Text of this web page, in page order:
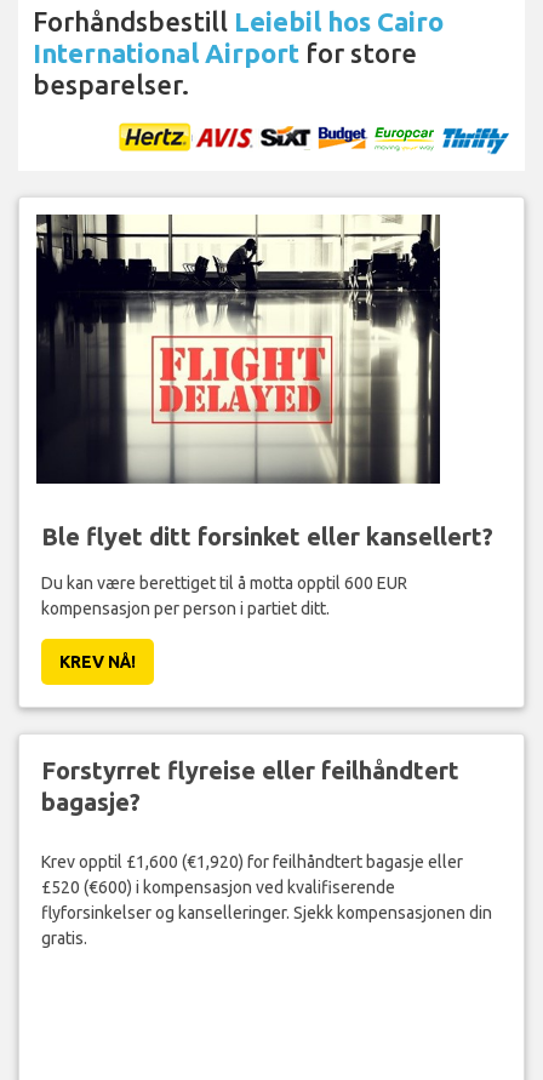
Forhåndsbestill Leiebil hos Cairo
International Airport for store
besparelser.
Ble flyet ditt forsinket eller kansellert?
Du kan være berettiget til å motta opptil 600 EUR
kompensasjon per person i partiet ditt.
KREV NÅ!
Forstyrret flyreise eller feilhåndtert
bagasje?
Krev opptil £1,600 (€1,920) for feilhåndtert bagasje eller
£520 (€600) i kompensasjon ved kvalifiserende
flyforsinkelser og kanselleringer. Sjekk kompensasjonen din
gratis.